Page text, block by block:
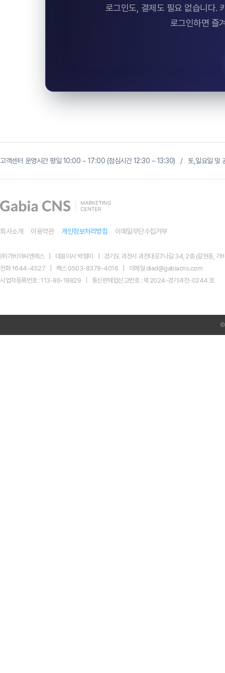
로그인도, 결제도 필요 없습니다.
로그인하면 즐
고객센터 운영시간 평일 10:00 ~ 17:00 (점심시간 12:30 ~ 13:30) / 토,일요일 및
회사소개 이용약관 개인정보처리방침 이메일무단수집거부
㈜가비아씨엔에스 대표이사 박형미
경기도 과천시 과천대로7나길 34, 2층 (갈현동, 가
전화 1644-4527
팩스 0503-8379-4016
이메일 diad@gabiacns.com
사업자등록번호 : 113-86-18829
통신판매업신고번호 : 제 2024-경기과천-0244 호